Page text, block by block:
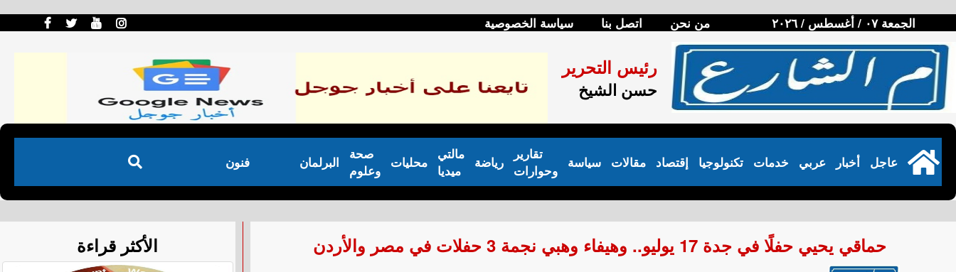
الجمعة ٠٧ / أغسطس / ٢٠٢٦ من نحن اتصل بنا سياسة الخصوصية
رئيس التحرير
حسن الشيخ
فنون البرلمان
صحة
وعلوم
محليات
مالتي
ميديا
رياضة
تقارير
وحوارات
سياسة مقالات إقتصاد تكنولوجيا خدمات عربي أخبار عاجل
حماقي يحيي حفلًا في جدة 17 يوليو.. وهيفاء وهبي نجمة 3 حفلات في مصر والأردن الأكثر قراءة